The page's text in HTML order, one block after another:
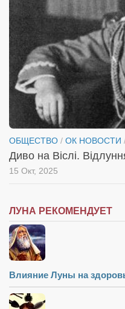
ОБЩЕСТВО / ОК НОВОСТИ
Диво на Віслі.
15 Окт, 2025
ЛУНА РЕКОМЕНДУЕТ
Влияние Луны на